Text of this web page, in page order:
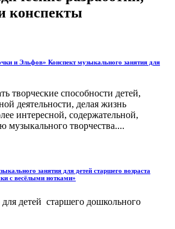
конспекты
и Эльфов» Конспект музыкального занятия для
творческие способности детей,
деятельности, делая жизнь
интересной, содержательной,
музыкального творчества....
занятия для детей старшего возраста
с весёлыми нотками»
детей старшего дошкольного